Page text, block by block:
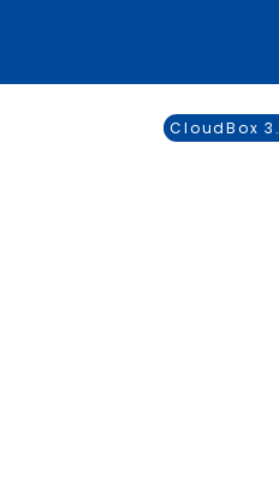
CloudBox